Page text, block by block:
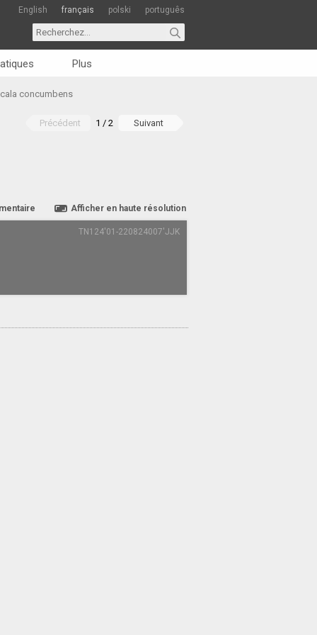
English français polski português
Plus
concumbens
Précédent 1 / 2 Suivant
Afficher en haute résolution
TN124'01-220824007'JJK